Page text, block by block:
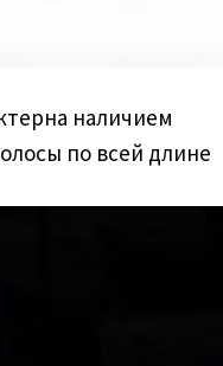
наличием
по всей длине